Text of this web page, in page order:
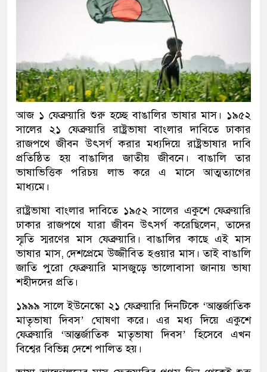
আজ ১ ফেব্রুয়ারি শুরু হচ্ছে বাঙালির ভাষার মাস। ১৯৫২
সালের ২১ ফেব্রুয়ারি রাষ্ট্রভাষা বাংলার দাবিতে ঢাকার
রাজপথে জীবন উৎসর্গ করার মধ্যদিয়ে রাষ্ট্রভাষার দাবি
প্রতিষ্ঠিত হয় বাঙালির জাতীয় জীবনে। বাঙালি তার
ভাষাভিত্তিক পরিচয় লাভ করে এ মাসে আত্মত্যাগের
মাধ্যমে।
রাষ্ট্রভাষা বাংলার দাবিতে ১৯৫২ সালের একুশে ফেব্রুয়ারি
ঢাকার রাজপথে যারা জীবন উৎসর্গ করেছিলেন, তাদের
স্মৃতি স্মরণের মাস ফেব্রুয়ারি। বাঙালির কাছে এই মাস
ভাষার মাস, দেশপ্রেমে উজ্জীবিত হওয়ার মাস। তাই বাঙালি
জাতি পুরো ফেব্রুয়ারি মাসজুড়ে ভালোবাসা জানায় ভাষা
শহীদদের প্রতি।
১৯৯৯ সালে ইউনেস্কো ২১ ফেব্রুয়ারি দিনটিকে ‘আন্তর্জাতিক
মাতৃভাষা দিবস’ ঘোষণা করে। এর মধ্য দিয়ে একুশে
ফেব্রুয়ারি ‘আন্তর্জাতিক মাতৃভাষা দিবস’ হিসেবে এখন
বিশ্বের বিভিন্ন দেশে পালিত হয়।